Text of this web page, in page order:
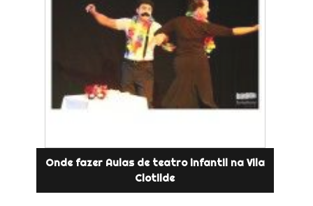
Onde fazer Aulas de teatro infantil na Vila
Clotilde